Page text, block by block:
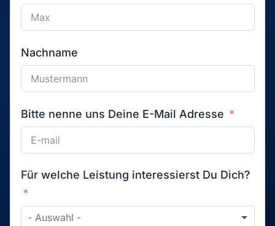
Nachname
Bitte nenne uns Deine E-Mail Adresse
Für welche Leistung interessierst Du Dich?